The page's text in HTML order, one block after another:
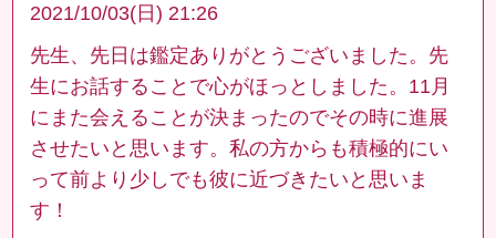
2021/10/03(日) 21:26
先生、先日は鑑定ありがとうございました。先
生にお話することで心がほっとしました。11月
にまた会えることが決まったのでその時に進展
させたいと思います。私の方からも積極的にい
って前より少しでも彼に近づきたいと思いま
す！